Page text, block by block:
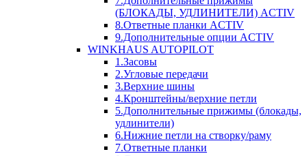
(БЛОКАДЫ, УДЛИНИТЕЛИ) ACTIV
8.Ответные планки ACTIV
9.Дополнительные опции ACTIV
WINKHAUS AUTOPILOT
1.Засовы
2.Угловые передачи
3.Верхние шины
4.Кронштейны/верхние петли
5.Дополнительные прижимы (блокады,
удлинители)
6.Нижние петли на створку/раму
7.Ответные планки